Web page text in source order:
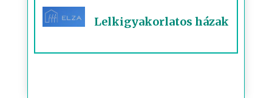
Lelkigyakorlatos házak